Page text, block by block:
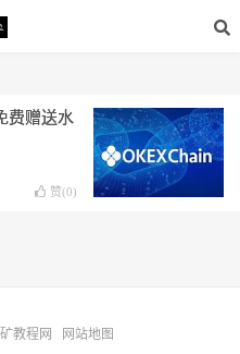
费赠送水
赞(0)
教程网 网站地图